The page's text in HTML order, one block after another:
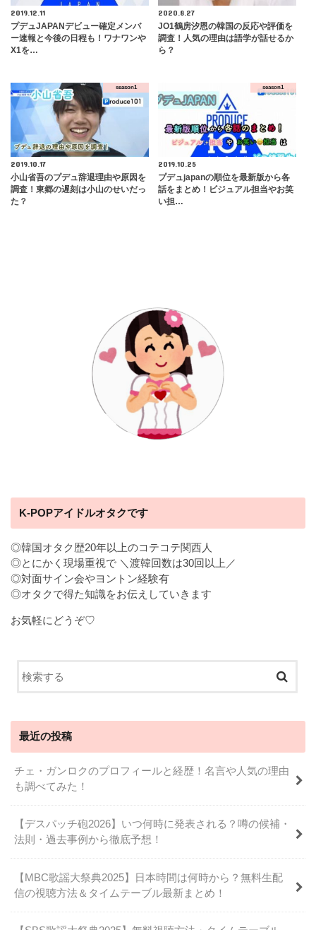
2019.12.11
プデュJAPANデビュー確定メンバ
ー速報と今後の日程も！ワナワンや
X1を…
2020.8.27
JO1鶴房汐恩の韓国の反応や評価を
調査！人気の理由は語学が話せるか
ら？
season1
2019.10.17
小山省吾のプデュ辞退理由や原因を
調査！東郷の遅刻は小山のせいだっ
た？
season1
2019.10.25
プデュjapanの順位を最新版から各
話をまとめ！ビジュアル担当やお笑
い担…
K-POPアイドルオタクです
◎韓国オタク歴20年以上のコテコテ関西人
◎とにかく現場重視で ＼渡韓回数は30回以上／
◎対面サイン会やヨントン経験有
◎オタクで得た知識をお伝えしていきます
お気軽にどうぞ♡
最近の投稿
チェ・ガンロクのプロフィールと経歴！名言や人気の理由
も調べてみた！
【デスパッチ砲2026】いつ何時に発表される？噂の候補・
法則・過去事例から徹底予想！
【MBC歌謡大祭典2025】日本時間は何時から？無料生配
信の視聴方法＆タイムテーブル最新まとめ！